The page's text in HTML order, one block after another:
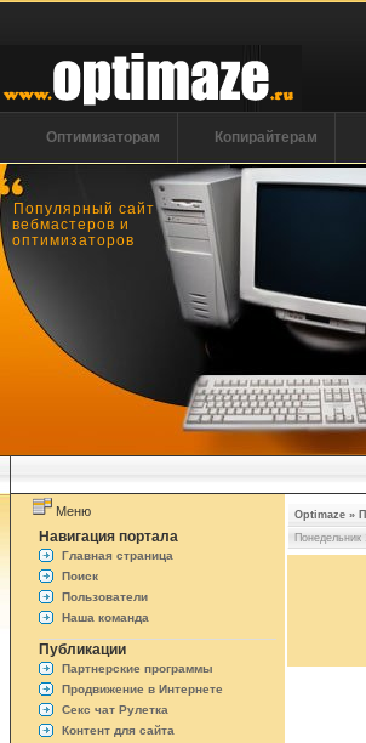
Оптимизаторам Копирайтерам
Популярный сайт
вебмастеров и
оптимизаторов
Меню
Навигация портала
Главная страница
Поиск
Пользователи
Наша команда
Публикации
Партнерские программы
Продвижение в Интернете
Секс чат Рулетка
Контент для сайта
Optimaze »
Понедельник